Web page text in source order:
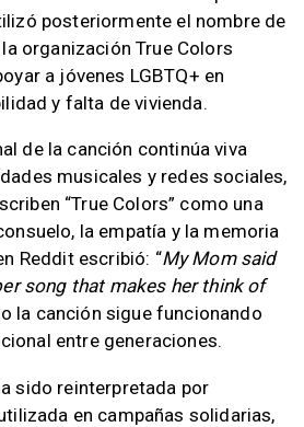
posteriormente el nombre de
organización True Colors
a jóvenes LGBTQ+ en
y falta de vivienda.
de la canción continúa viva
musicales y redes sociales,
“True Colors” como una
la empatía y la memoria
Reddit escribió: “My Mom said
song that makes her think of
la canción sigue funcionando
entre generaciones.
sido reinterpretada por
en campañas solidarias,